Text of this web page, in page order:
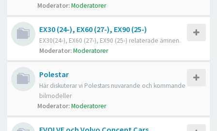
Moderator:Moderatorer
EX30 (24-), EX60 (27-), EX90 (25-)
EX30(24-), EX60 (27-), EX90 (25-) relaterade ämnen.
Moderator:Moderatorer
Polestar
Här diskuterar vi Polestars nuvarande och kommande
bilmodeller
Moderator:Moderatorer